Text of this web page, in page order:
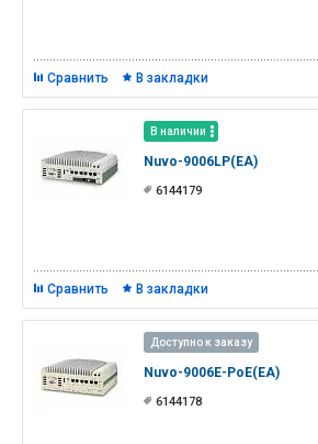
Сравнить В закладки
В наличии
Nuvo-9006LP(EA)
6144179
Сравнить В закладки
Доступно к заказу
Nuvo-9006E-PoE(EA)
6144178